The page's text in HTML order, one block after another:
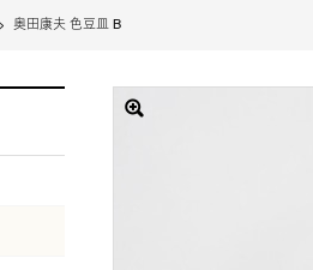
> 奥田康夫 色豆皿 B